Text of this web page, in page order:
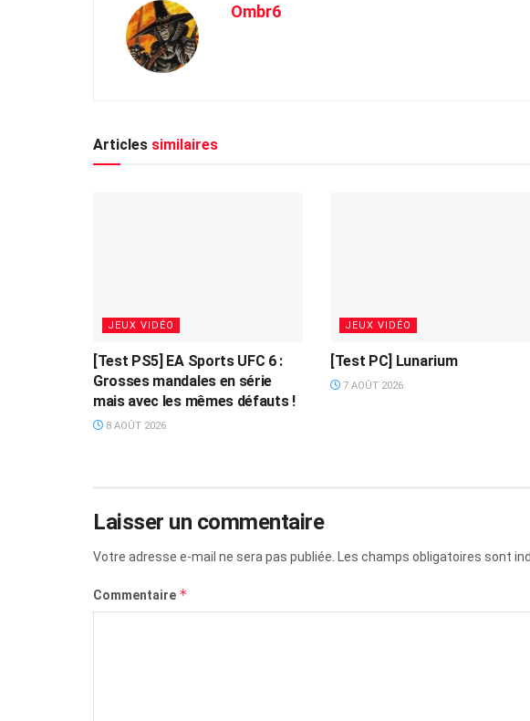
Ombr6
Articles similaires
JEUX VIDÉO
[Test PS5] EA Sports UFC 6 :
Grosses mandales en série
mais avec les mêmes défauts !
8 AOÛT 2026
JEUX VIDÉO
[Test PC] Lunarium
7 AOÛT 2026
Laisser un commentaire
Votre adresse e-mail ne sera pas publiée. Les champs obligatoires sont
Commentaire *